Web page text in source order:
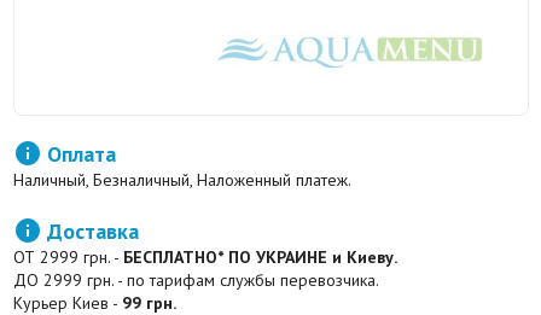
 Оплата
Наличный, Безналичный, Наложенный платеж.
 Доставка
ОТ 2999 грн. - БЕСПЛАТНО* ПО УКРАИНЕ и Киеву.
ДО 2999 грн. - по тарифам службы перевозчика.
Курьер Киев - 99 грн.